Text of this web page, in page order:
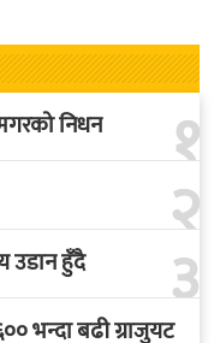
१
निधन
२
३
उडान हुँदै
भन्दा बढी ग्राजुयट